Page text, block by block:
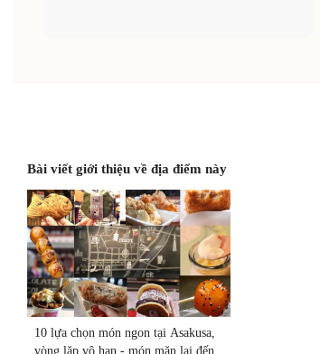
Bài viết giới thiệu về địa điểm này
10 lựa chọn món ngon tại Asakusa,
vòng lặp vô hạn - món mặn lại đến